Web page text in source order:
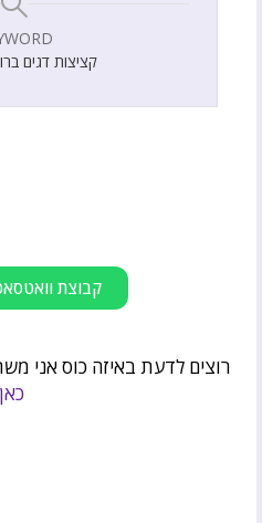
קציצות דגים
קבוצת
רוצים לדעת באיזה כוס אני
כאן